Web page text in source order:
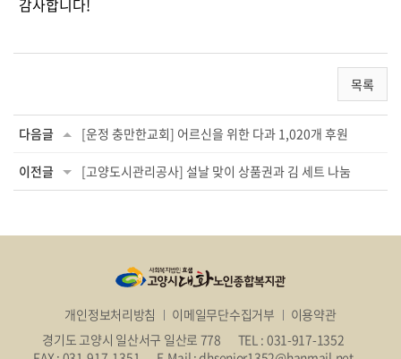
감사합니다!
목록
다음글 [운정 충만한교회] 어르신을 위한 다과 1,020개 후원
이전글 [고양도시관리공사] 설날 맞이 상품권과 김 세트 나눔
개인정보처리방침 이메일무단수집거부
이용약관
경기도 고양시 일산서구 일산로 778
TEL : 031-917-1352